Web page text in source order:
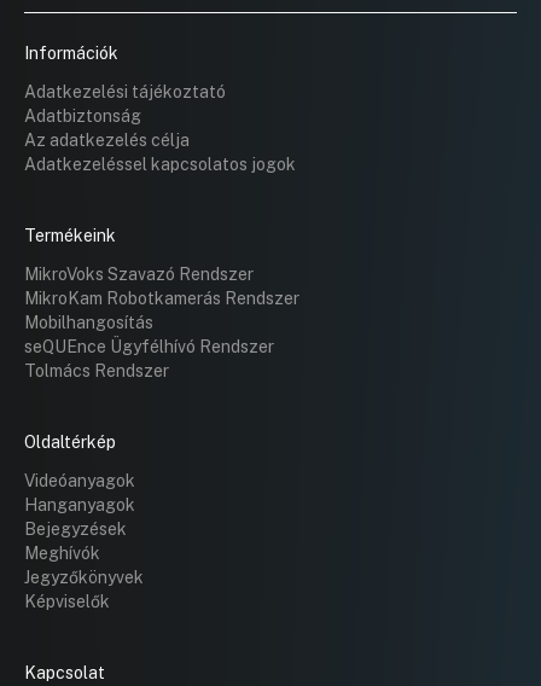
Információk
Adatkezelési tájékoztató
Adatbiztonság
Az adatkezelés célja
Adatkezeléssel kapcsolatos jogok
Termékeink
MikroVoks Szavazó Rendszer
MikroKam Robotkamerás Rendszer
Mobilhangosítás
seQUEnce Ügyfélhívó Rendszer
Tolmács Rendszer
Oldaltérkép
Videóanyagok
Hanganyagok
Bejegyzések
Meghívók
Jegyzőkönyvek
Képviselők
Kapcsolat